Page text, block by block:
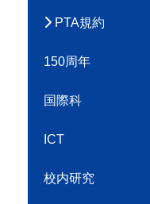
PTA規約
150周年
国際科
ICT
校内研究